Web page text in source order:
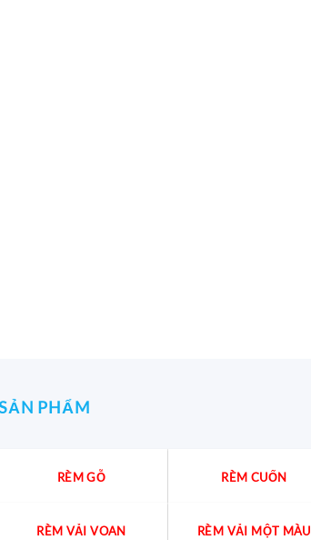
PHẨM
RÈM GỖ RÈM CUỐN
RÈM VẢI VOAN RÈM VẢI MỘT MÀU